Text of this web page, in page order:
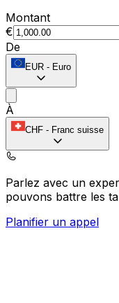
Montant
€
De
EUR - Euro
À
CHF - Franc suisse
Parlez avec un
pouvons battre les
Planifier un appel